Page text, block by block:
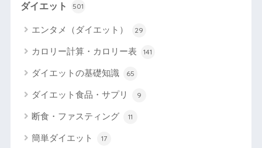
ダイエット 501
エンタメ（ダイエット） 29
カロリー計算・カロリー表 141
ダイエットの基礎知識 65
ダイエット食品・サプリ 9
断食・ファスティング 11
簡単ダイエット 17